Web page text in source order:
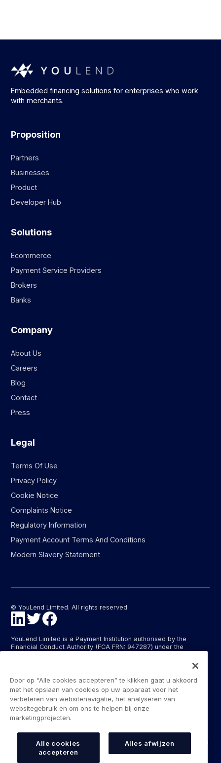
Embedded financing solutions for enterprises who work
with merchants.
Proposition
Partners
Businesses
Product
Developer Hub
Solutions
Ecommerce
Payment Service Providers
Brokers
Banks
Company
About Us
Careers
Blog
Contact
Press
Legal
Terms Of Use
Privacy Policy
Cookie Notice
Complaints Notice
Regulatory Information
Payment Account Terms And Conditions
Modern Slavery Statement
© YouLend Limited. All rights reserved.
YouLend Limited is a Payment Institution authorised by the
Financial Conduct Authority (FCA FRN: 947287) under the
YouLend ApS is a Payment Institution authorised by the Danish
Financial Supervisory Authority (Finanstilsynet) (FTID 22048) for
the provision of payment services, and provides these payment
services in Denmark and in Germany and France under the EU’s
passporting regime.
provide include the opening and operating of settlement
accounts for merchants that are controlled by YouLend, to which
funds can be sent by sales processors or card processors for
the purpose of repaying the merchant financing.
Door op “Alle cookies accepteren” te klikken gaat u akkoord
met het opslaan van cookies op uw apparaat voor het
verbeteren van websitenavigatie, het analyseren van
websitegebruik en om ons te helpen bij onze
marketingprojecten.
Alle cookies
accepteren
Alles afwijzen